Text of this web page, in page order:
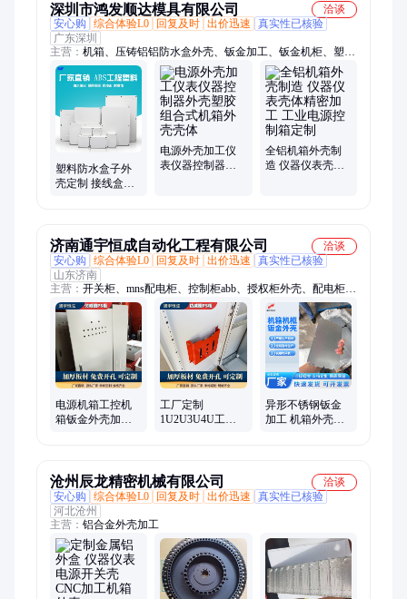
深圳市鸿发顺达模具有限公司
洽谈
安心购
综合体验L0 回复及时 出价迅速
真实性已核验
广东深圳
主营： 机箱、压铸铝铝防水盒外壳、钣金加工、钣金机柜、塑胶
防水盒
塑料防水盒子外
壳定制 接线盒仪
电源外壳加工仪
表仪器控制器外
全铝机箱外壳制
造 仪器仪表壳体
济南通宇恒成自动化工程有限公司
洽谈
安心购
综合体验L0 回复及时 出价迅速
真实性已核验
山东济南
主营： 开关柜、mns配电柜、控制柜abb、授权柜外壳、配电柜电
源、外壳不锈钢、机柜机箱定制、机箱钣金定制、机箱外壳钣
金、机箱机柜钣金、无功补偿柜、授权柜钣金、低压抽屉柜、授
权柜配电柜、配电箱自控柜、成套配电柜来、单开门配电柜、柜
配电柜定制、数控刨槽定制、低压成套开关、高低压配电柜、钣
金加工、激光加工、电气成套、XL21柜
电源机箱工控机
箱钣金外壳加工
工厂定制
1U2U3U4U工控
异形不锈钢钣金
加工 机箱外壳金
沧州辰龙精密机械有限公司
洽谈
安心购
综合体验L0 回复及时 出价迅速
真实性已核验
河北沧州
主营： 铝合金外壳加工